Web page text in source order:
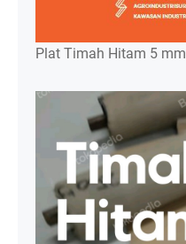
Plat Timah Hitam 5 mm